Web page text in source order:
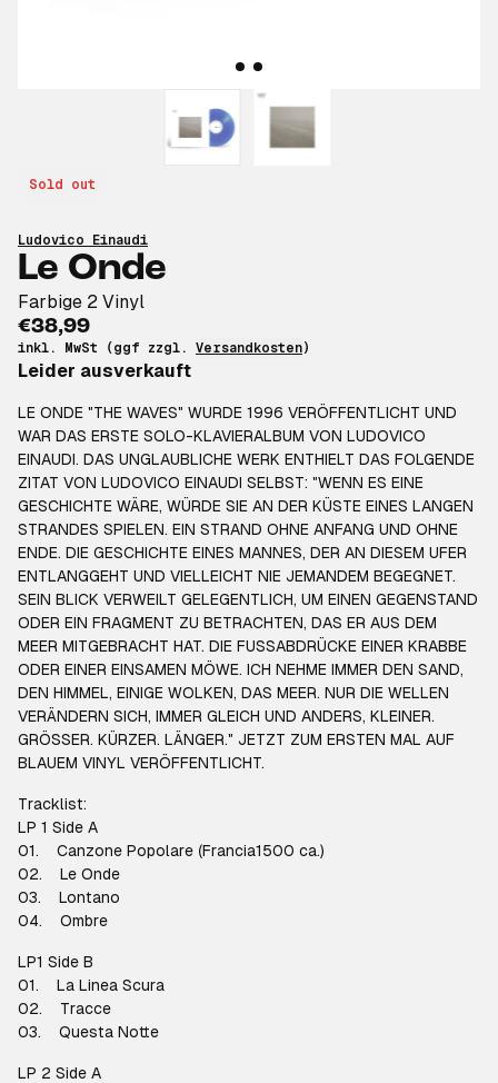
Ludovico Einaudi
Le Onde
Farbige 2 Vinyl
€38,99
inkl. MwSt (ggf zzgl. Versandkosten)
Leider ausverkauft
LE ONDE "THE WAVES" WURDE 1996 VERÖFFENTLICHT UND
WAR DAS ERSTE SOLO-KLAVIERALBUM VON LUDOVICO
EINAUDI. DAS UNGLAUBLICHE WERK ENTHIELT DAS FOLGENDE
ZITAT VON LUDOVICO EINAUDI SELBST: "WENN ES EINE
GESCHICHTE WÄRE, WÜRDE SIE AN DER KÜSTE EINES LANGEN
STRANDES SPIELEN. EIN STRAND OHNE ANFANG UND OHNE
ENDE. DIE GESCHICHTE EINES MANNES, DER AN DIESEM UFER
ENTLANGGEHT UND VIELLEICHT NIE JEMANDEM BEGEGNET.
SEIN BLICK VERWEILT GELEGENTLICH, UM EINEN GEGENSTAND
ODER EIN FRAGMENT ZU BETRACHTEN, DAS ER AUS DEM
MEER MITGEBRACHT HAT. DIE FUSSABDRÜCKE EINER KRABBE
ODER EINER EINSAMEN MÖWE. ICH NEHME IMMER DEN SAND,
DEN HIMMEL, EINIGE WOLKEN, DAS MEER. NUR DIE WELLEN
VERÄNDERN SICH, IMMER GLEICH UND ANDERS, KLEINER.
GRÖSSER. KÜRZER. LÄNGER." JETZT ZUM ERSTEN MAL AUF
BLAUEM VINYL VERÖFFENTLICHT.
Tracklist:
LP 1 Side A
01. Canzone Popolare (Francia1500 ca.)
02. Le Onde
03. Lontano
04. Ombre
LP1 Side B
01. La Linea Scura
02. Tracce
03. Questa Notte
LP 2 Side A
Sold out